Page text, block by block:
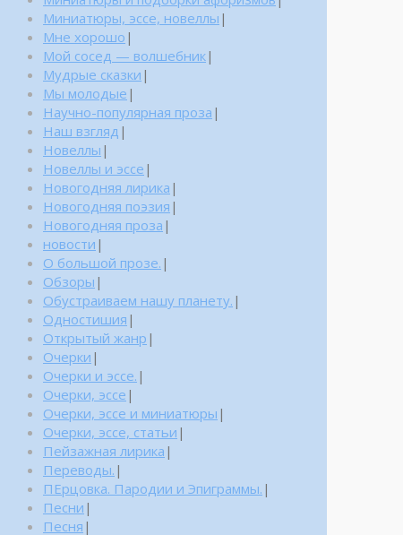
Миниатюры, эссе, новеллы |
Мне хорошо |
Мой сосед — волшебник|
Мудрые сказки |
Мы молодые |
Научно-популярная проза |
Наш взгляд |
Новеллы |
Новеллы и эссе |
Новогодняя лирика |
Новогодняя поэзия |
Новогодняя проза |
новости |
О большой прозе. |
Обзоры |
Обустраиваем нашу планету. |
Одностишия |
Открытый жанр |
Очерки |
Очерки и эссе. |
Очерки, эссе |
Очерки, эссе и миниатюры |
Очерки, эссе, статьи |
Пейзажная лирика |
Переводы. |
ПЕрцовка. Пародии и Эпиграммы. |
Песни |
Песня |